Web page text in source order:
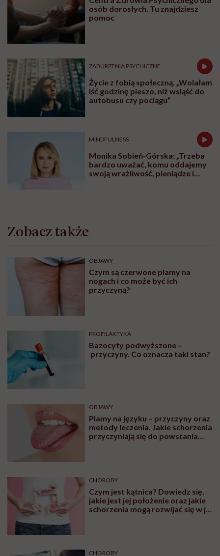
osób dorosłych. Tu znajdziesz
pomoc
ZABURZENIA PSYCHICZNE
Życie z fobią społeczną. „Wolałam
iść godzinę pieszo, niż wsiąść do
autobusu czy pociągu”
MINDFULNESS
Monika Sobień-Górska: „Trzeba
bardzo uważać, komu oddajemy
swoją wrażliwość, pieniądze i
Zobacz także
OBJAWY
Czym są czerwone plamy na
nogach i co może być ich
przyczyną?
PROFILAKTYKA
Bazocyty podwyższone –
przyczyny. Co oznacza taki stan?
OBJAWY
Plamy na języku – przyczyny oraz
metody leczenia. Jakie schorzenia
przyczyniają się do powstania
CHOROBY
Czym jest kątnica? Dowiedz się,
jakie jest jej położenie oraz jakie
schorzenia mogą rozwijać się w jej
CHOROBY